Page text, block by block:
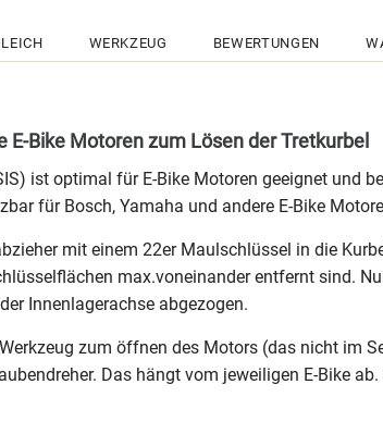
WERKZEUG BEWERTUNGEN
Bike Motoren zum Lösen der Tretkurbel
ist optimal für E-Bike Motoren geeignet und
für Bosch, Yamaha und andere E-Bike
mit einem 22er Maulschlüssel in die
max.voneinander entfernt sind.
Innenlagerachse abgezogen.
zum öffnen des Motors (das nicht im
Das hängt vom jeweiligen E-Bike